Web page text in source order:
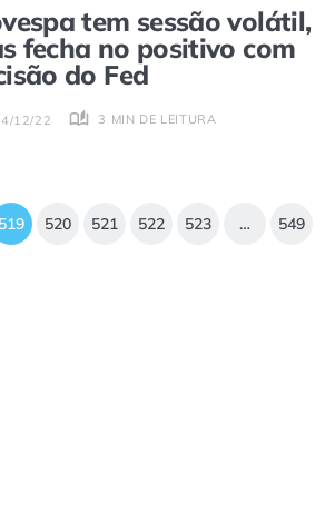
tem sessão volátil,
fecha no positivo com
do Fed
12/22 3 MIN DE LEITURA
519 520 521 522 523 … 549